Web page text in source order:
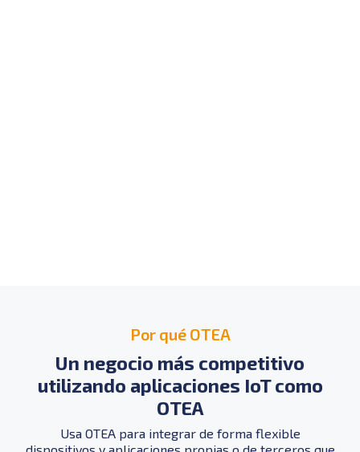
Por qué OTEA
Un negocio más competitivo
utilizando aplicaciones IoT como
OTEA
Usa OTEA para integrar de forma flexible
dispositivos y aplicaciones propias o de terceros que